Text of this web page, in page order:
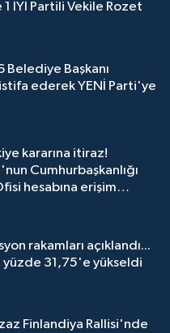
1 İYİ Partili Vekile Rozet
Belediye Başkanı
ederek YENİ Parti'ye
kararına itiraz!
Cumhurbaşkanlığı
hesabına erişim
rakamları açıklandı...
yüzde 31,75'e yükseldi
Finlandiya Rallisi'nde